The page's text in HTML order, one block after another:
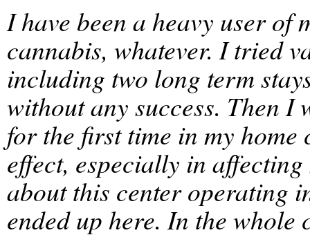
I have been a heavy user of
cannabis, whatever. I tried
including two long term
without any success. Then I
for the first time in my
effect, especially in
about this center operating
ended up here. In the